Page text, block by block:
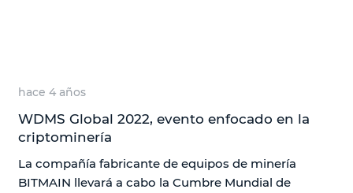
hace 4 años
WDMS Global 2022, evento enfocado en la
criptominería
La compañía fabricante de equipos de minería
BITMAIN llevará a cabo la Cumbre Mundial de